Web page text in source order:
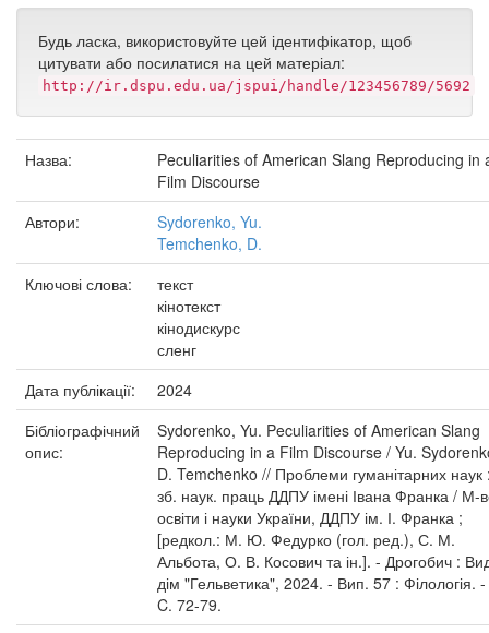
Будь ласка, використовуйте цей ідентифікатор, щоб
цитувати або посилатися на цей матеріал:
http://ir.dspu.edu.ua/jspui/handle/123456789/5692
Назва:
Peculiarities of American Slang Reproducing in
Film Discourse
Автори:
Sydorenko, Yu.
Temchenko, D.
Ключові слова:
текст
кінотекст
кінодискурс
сленг
Дата публікації:
2024
Бібліографічний
опис:
Sydorenko, Yu. Peculiarities of American Slang
Reproducing in a Film Discourse / Yu.
D. Temchenko // Проблеми гуманітарних наук
зб. наук. праць ДДПУ імені Івана Франка / М-
освіти і науки України, ДДПУ ім. І. Франка ;
[редкол.: М. Ю. Федурко (гол. ред.), С. М.
Альбота, О. В. Косович та ін.]. - Дрогобич :
дім "Гельветика", 2024. - Вип. 57 : Філологія. -
C. 72-79.